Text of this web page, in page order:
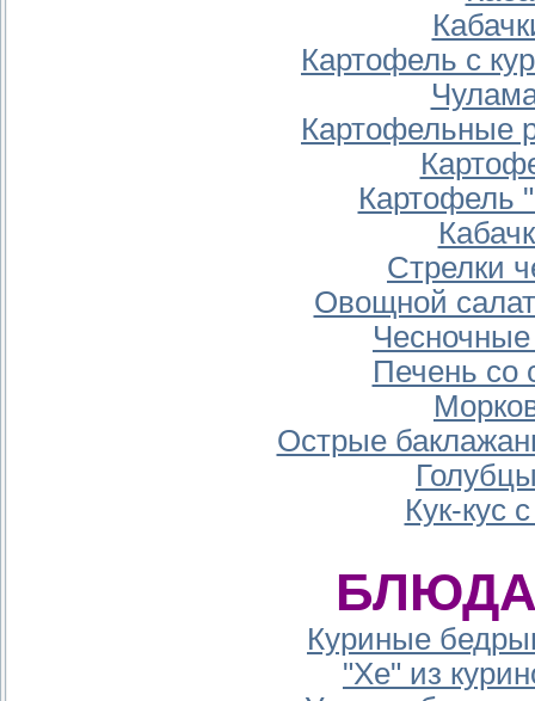
Картофель с
Картофельные
Картофель
Стрелки
Овощной
Чесночные
Печень со
Острые
Кук-кус
Куриные
"Хе" из